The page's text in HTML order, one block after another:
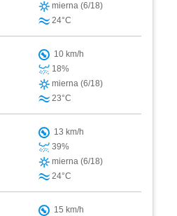
mierna (6/18)
24°C
10 km/h
18%
mierna (6/18)
23°C
13 km/h
39%
mierna (6/18)
24°C
15 km/h